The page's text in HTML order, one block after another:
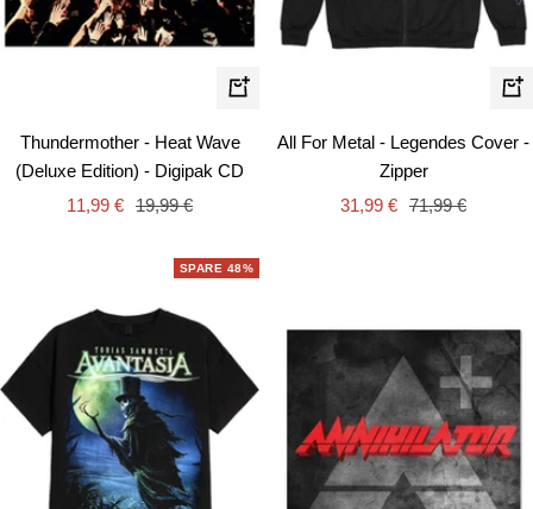
In
Warenkorb
Thundermother - Heat Wave
(Deluxe Edition) - Digipak CD
Angebotspreis
11,99 € Regulärer
19,99 €
All For Metal - Legendes Cover -
Zipper
Angebotspreis
31,99 € Regulärer
71,99 €
SPARE 48%